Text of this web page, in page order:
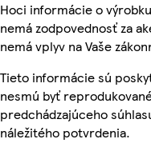
Hoci informácie o
nemá zodpovednosť za
nemá vplyv na Vaše
Tieto informácie sú
nesmú byť
predchádzajúceho
náležitého potvrdenia.